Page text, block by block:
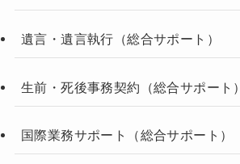
遺言・遺言執行（総合サポート）
生前・死後事務契約（総合サポート）
国際業務サポート（総合サポート）